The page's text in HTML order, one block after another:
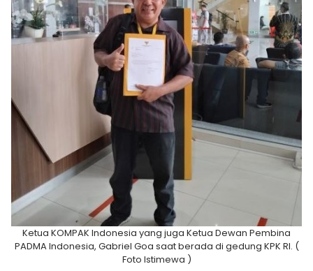
Ketua KOMPAK Indonesia yang juga Ketua Dewan Pembina
PADMA Indonesia, Gabriel Goa saat berada di gedung KPK RI. (
Foto Istimewa )